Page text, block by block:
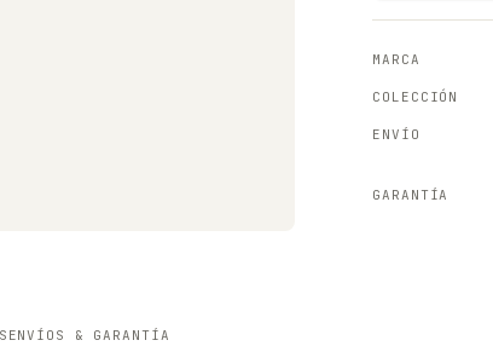
MARCA
COLECCIÓN
ENVÍO
GARANTÍA
ENVÍOS & GARANTÍA